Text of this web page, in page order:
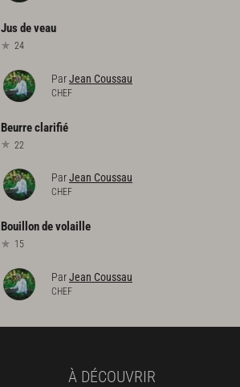
Jusdeveau
24
ParJean Coussau
CHEF
Beurreclarifié
22
ParJean Coussau
CHEF
Bouillondevolaille
15
ParJean Coussau
CHEF
À DÉCOUVRIR